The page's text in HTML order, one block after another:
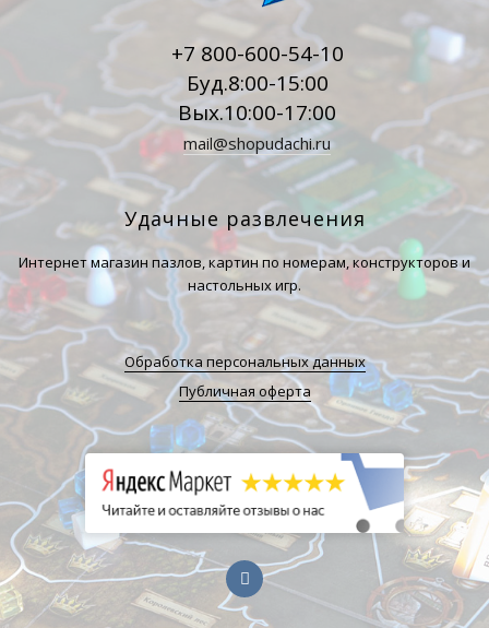
+7 800-600-54-10
Буд.8:00-15:00
Вых.10:00-17:00
mail@shopudachi.ru
Удачные развлечения
Интернет магазин пазлов, картин по номерам, конструкторов и
настольных игр.
Обработка персональных данных
Публичная оферта